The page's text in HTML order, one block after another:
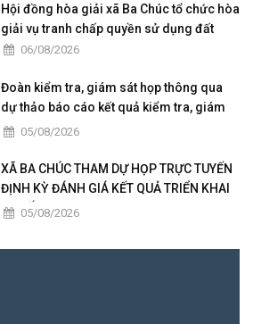
Hội đồng hòa giải xã Ba Chúc tổ chức hòa
giải vụ tranh chấp quyền sử dụng đất
06/08/2026
Đoàn kiểm tra, giám sát họp thông qua
dự thảo báo cáo kết quả kiểm tra, giám
sát 05/08/2026
XÃ BA CHÚC THAM DỰ HỌP TRỰC TUYẾN
ĐỊNH KỲ ĐÁNH GIÁ KẾT QUẢ TRIỂN KHAI
“CHIẾN DỊCH 300”
05/08/2026